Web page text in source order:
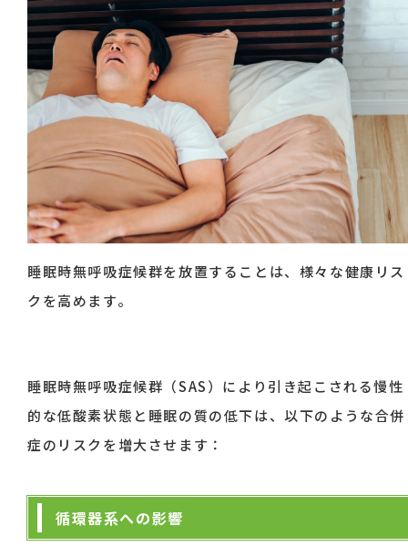
睡眠時無呼吸症候群を放置することは、様々な健康リス
クを高めます。
睡眠時無呼吸症候群（SAS）により引き起こされる慢性
的な低酸素状態と睡眠の質の低下は、以下のような合併
症のリスクを増大させます：
循環器系への影響